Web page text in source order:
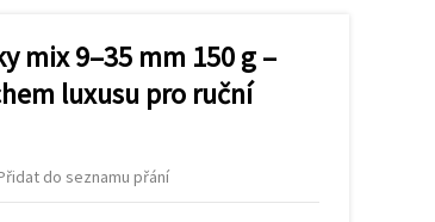
mix 9–35 mm 150 g –
luxusu pro ruční
do seznamu přání